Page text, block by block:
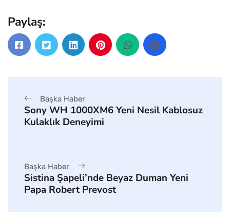
Paylaş:
Başka Haber
Sony WH 1000XM6 Yeni Nesil Kablosuz
Kulaklık Deneyimi
Başka Haber
Sistina Şapeli’nde Beyaz Duman Yeni
Papa Robert Prevost